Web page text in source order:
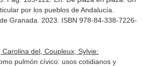
por los pueblos de Andalucía
Granada. 2023. ISBN 978-84-338-7226-
Carolina del, Coupleux, Sylvie:
pulmón cívico: usos cotidianos y